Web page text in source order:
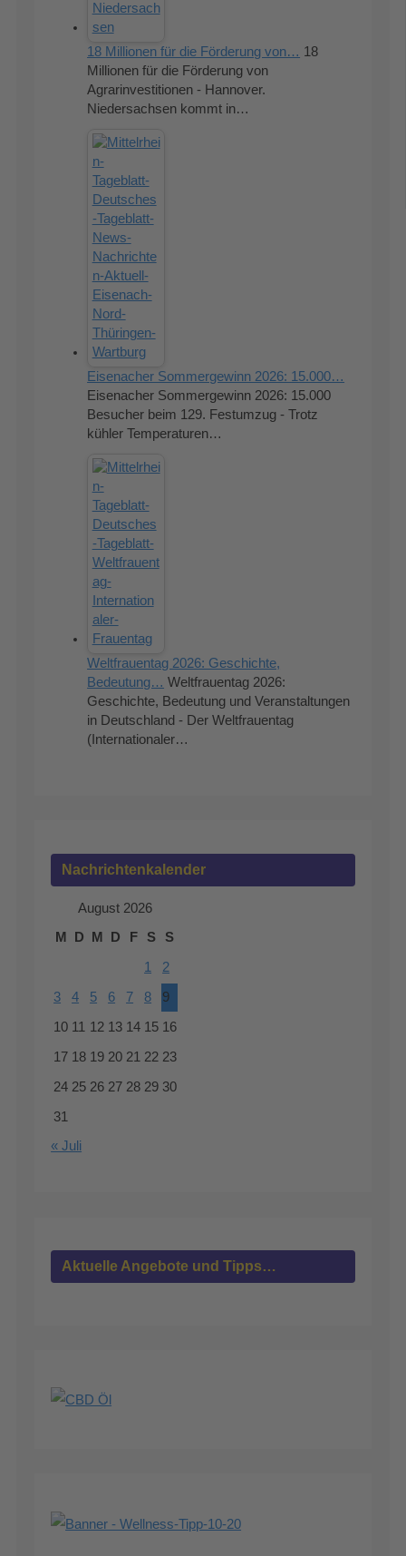
18 Millionen für die Förderung von… 18
Millionen für die Förderung von
Agrarinvestitionen - Hannover.
Niedersachsen kommt in…
Eisenacher Sommergewinn 2026: 15.000…
Eisenacher Sommergewinn 2026: 15.000
Besucher beim 129. Festumzug - Trotz
kühler Temperaturen…
Weltfrauentag 2026: Geschichte,
Bedeutung… Weltfrauentag 2026:
Geschichte, Bedeutung und Veranstaltungen
in Deutschland - Der Weltfrauentag
(Internationaler…
Nachrichtenkalender
August 2026
M
D M D F S S
1 2
3 4 5 6 7 8 9
10 11 12 13 14 15 16
17 18 19 20 21 22 23
24 25 26 27 28 29 30
31
« Juli
Aktuelle Angebote und Tipps…